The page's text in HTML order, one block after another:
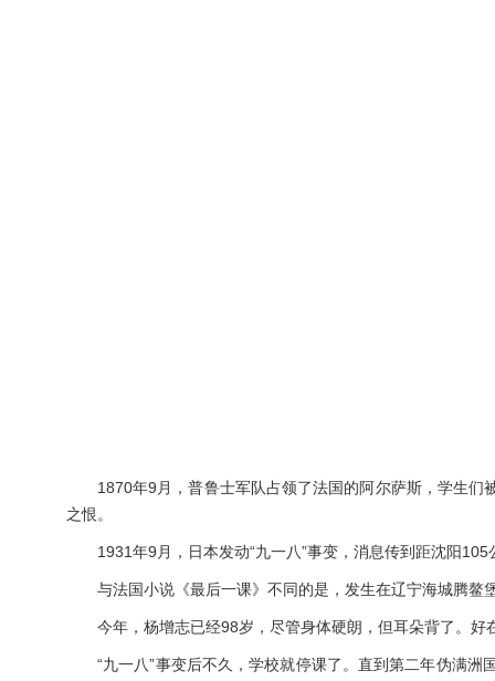
1870年9月，普鲁士军队占领了法国的阿尔萨斯，学生
之恨。
1931年9月，日本发动“九一八”事变，消息传到距沈阳
与法国小说《最后一课》不同的是，发生在辽宁海城腾
今年，杨增志已经98岁，尽管身体硬朗，但耳朵背了。
“九一八”事变后不久，学校就停课了。直到第二年伪满